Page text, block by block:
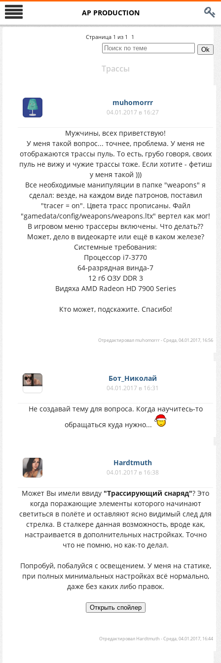
AP PRODUCTION
Страница 1 из 1 1
Трассы
muhomorrr
04.01.2017 в 16:27
Мужчины, всех приветствую!
У меня такой вопрос... точнее, проблема. У меня не
отображаются трассы пуль. То есть, грубо говоря, своих
пуль не вижу и чужие трассы тоже. Если хотите - фетиш
у меня такой )))
Все необходимые манипуляции в папке "weapons" я
сделал: везде, на каждом виде патронов, поставил
"tracer = on". Цвета трасс прописаны. Файл
"gamedata/config/weapons/weapons.ltx" вертел как мог!
В игровом меню трассеры включены. Что делать??
Может, дело в видеокарте или ещё в каком железе?
Системные требования:
Процессор i7-3770
64-разрядная винда-7
12 гб ОЗУ DDR 3
Видяха AMD Radeon HD 7900 Series
Кто может, подскажите. Спасибо!
Отредактировал muhomorrr-Среда, 04.01.2017, 16:56
Бот_Николай
04.01.2017 в 16:31
Не создавай тему для вопроса. Когда научитесь-то
обращаться куда нужно...
Hardtmuth
04.01.2017 в 16:38
Может Вы имели ввиду "Трассирующий снаряд"? Это
когда поражающие элементы которого начинают
светиться в полёте и оставляют ясно видимый след для
стрелка. В сталкере данная возможность, вроде как,
настраивается в дополнительных настройках. Точно
что не помню, но как-то делал.
Попробуй, побалуйся с освещением. У меня на статике,
при полных минимальных настройках всё нормально,
даже без каких либо правок.
Отредактировал Hardtmuth -Среда, 04.01.2017, 16:44